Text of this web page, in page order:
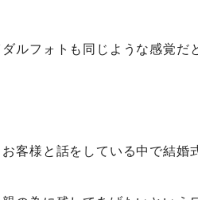
ルフォトも同じような感覚だ
客様と話をしている中で結婚